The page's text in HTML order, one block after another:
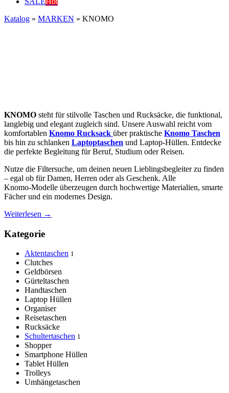
Katalog » MARKEN » KNOMO
KNOMO steht für stilvolle Taschen und Rucksäcke, die funktional,
langlebig und elegant zugleich sind. Unsere Auswahl reicht vom
komfortablen Knomo Rucksack über praktische Knomo Taschen
bis hin zu schlanken Laptoptaschen und Laptop‑Hüllen. Entdecke
die perfekte Begleitung für Beruf, Studium oder Reisen.
Nutze die Filtersuche, um deinen neuen Lieblingsbegleiter zu finden
– egal ob für Damen, Herren oder als Geschenk. Alle
Knomo‑Modelle überzeugen durch hochwertige Materialien, smarte
Fächer und ein modernes Design.
Weiterlesen →
Kategorie
Aktentaschen 1
Clutches
Geldbörsen
Gürteltaschen
Handtaschen
Laptop Hüllen
Organiser
Reisetaschen
Rucksäcke
Schultertaschen 1
Shopper
Smartphone Hüllen
Tablet Hüllen
Trolleys
Umhängetaschen